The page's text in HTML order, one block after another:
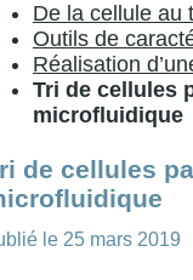
De la cellule au
Outils de
Réalisation
Tri de cellules
microfluidique
de cellules
le 25 mars 2019